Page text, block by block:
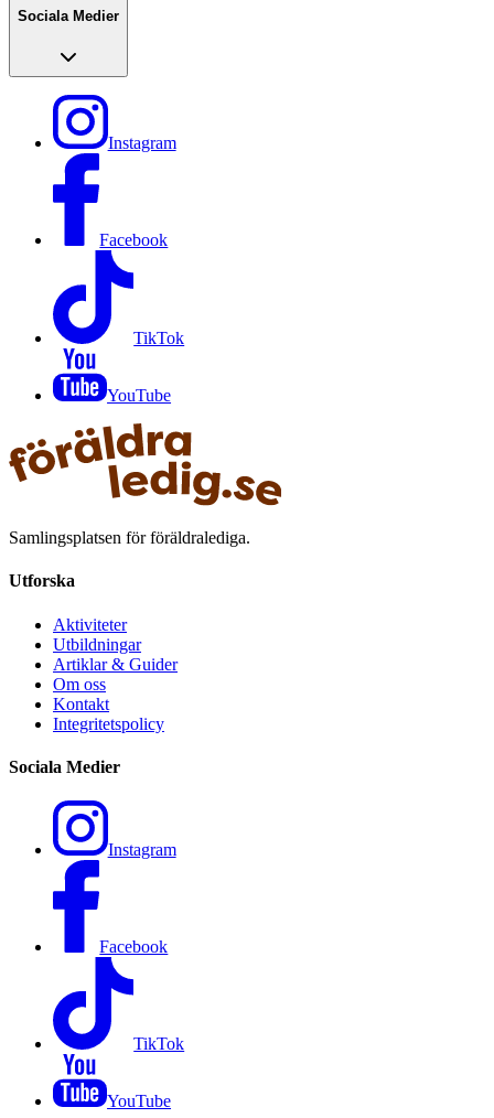
Sociala Medier
Instagram
Facebook
TikTok
YouTube
Samlingsplatsen för föräldralediga.
Utforska
Aktiviteter
Utbildningar
Artiklar & Guider
Om oss
Kontakt
Integritetspolicy
Sociala Medier
Instagram
Facebook
TikTok
YouTube